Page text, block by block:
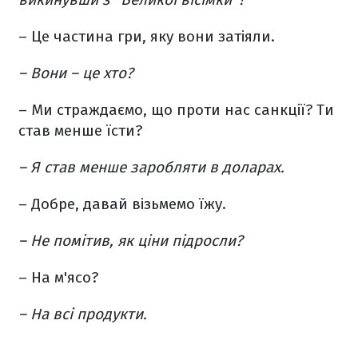
– Це частина гри, яку вони затіяли.
– Вони – це хто?
– Ми страждаємо, що проти нас санкції? Ти
став менше їсти?
– Я став менше заробляти в доларах.
– Добре, давай візьмемо їжу.
– Не помітив, як ціни підросли?
– На м'ясо?
– На всі продукти.